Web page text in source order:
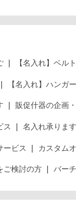
【名入れ】ベル
【名入れ】ハンガー
販促什器の企画
ス 名入れ承ります
ービス カスタム
ご検討の方 バー